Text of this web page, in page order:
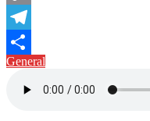
Copy
Link
Telegram
Compartir
General